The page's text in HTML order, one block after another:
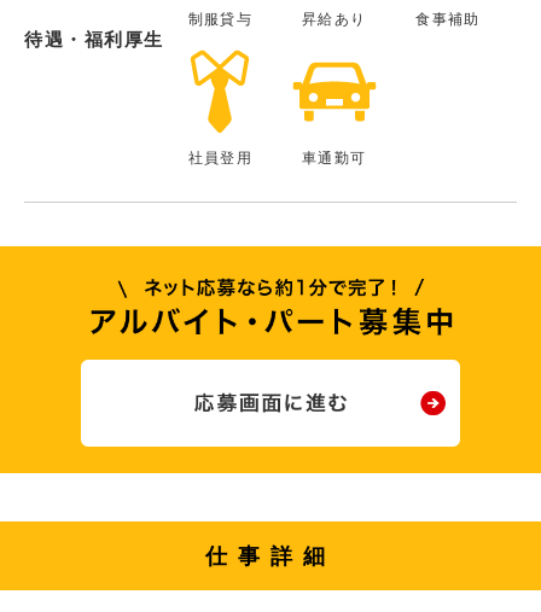
待遇・福利厚生
制服貸与 昇給あり 食事補助
社員登用 車通勤可
仕事詳細